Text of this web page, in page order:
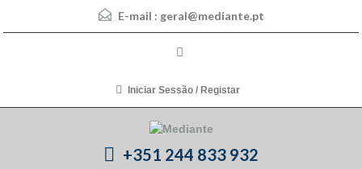
E-mail : geral@mediante.pt
Iniciar Sessão / Registar
+351 244 833 932